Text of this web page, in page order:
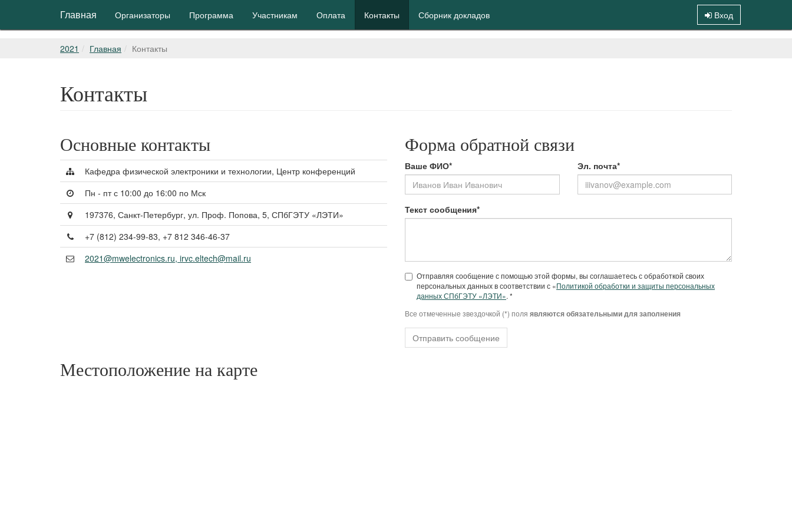
Главная Организаторы Программа Участникам Оплата Контакты Сборник докладов Вход
2021 Главная Контакты
Контакты
Основные контакты
Кафедра физической электроники и технологии, Центр конференций
Пн - пт с 10:00 до 16:00 по Мск
197376, Санкт-Петербург, ул. Проф. Попова, 5, СПбГЭТУ «ЛЭТИ»
+7 (812) 234-99-83, +7 812 346-46-37
2021@mwelectronics.ru, irvc.eltech@mail.ru
Форма обратной связи
Ваше ФИО* Эл. почта*
Текст сообщения*
Отправляя сообщение с помощью этой формы, вы соглашаетесь с обработкой своих
персональных данных в соответствии с «Политикой обработки и защиты персональных
данных СПбГЭТУ «ЛЭТИ». *
Все отмеченные звездочкой (*) поля являются обязательными для заполнения
Отправить сообщение
Местоположение на карте